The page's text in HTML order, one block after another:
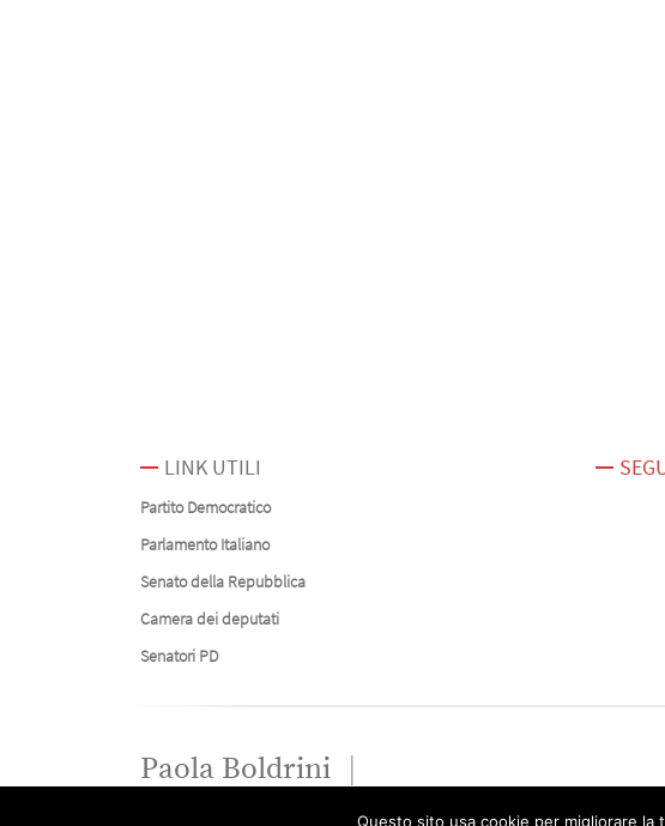
LINK UTILI
Partito Democratico
Parlamento Italiano
Senato della Repubblica
Camera dei deputati
Senatori PD
Paola Boldrini
Questo sito usa cookie per migliorare la